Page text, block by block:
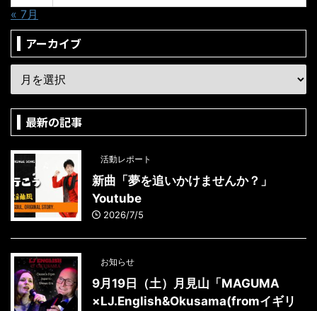
« 7月
アーカイブ
最新の記事
活動レポート
新曲「夢を追いかけませんか？」
Youtube
2026/7/5
お知らせ
9月19日（土）月見山「MAGUMA
×LJ.English&Okusama(fromイギリ